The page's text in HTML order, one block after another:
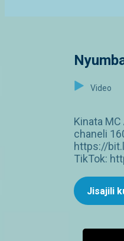
Video
Kinata
chaneli
https://
TikTok:
Jisajili